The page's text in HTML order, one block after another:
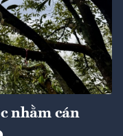
nhằm cán